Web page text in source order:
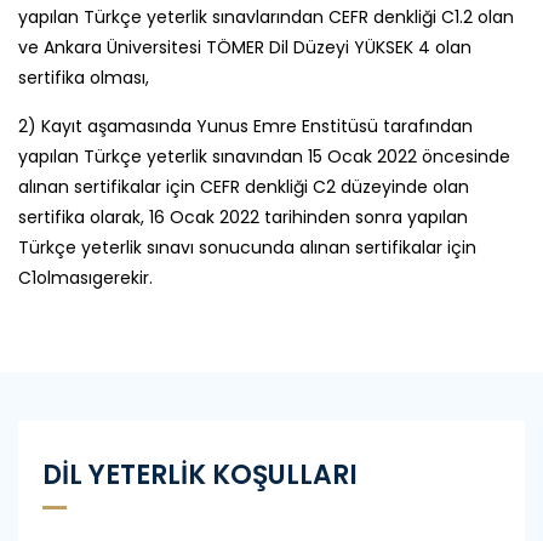
yapılan Türkçe yeterlik sınavlarından CEFR denkliği C1.2 olan
ve Ankara Üniversitesi TÖMER Dil Düzeyi YÜKSEK 4 olan
sertifika olması,
2) Kayıt aşamasında Yunus Emre Enstitüsü tarafından
yapılan Türkçe yeterlik sınavından 15 Ocak 2022 öncesinde
alınan sertifikalar için CEFR denkliği C2 düzeyinde olan
sertifika olarak, 16 Ocak 2022 tarihinden sonra yapılan
Türkçe yeterlik sınavı sonucunda alınan sertifikalar için
C1olmasıgerekir.
DİL YETERLİK KOŞULLARI